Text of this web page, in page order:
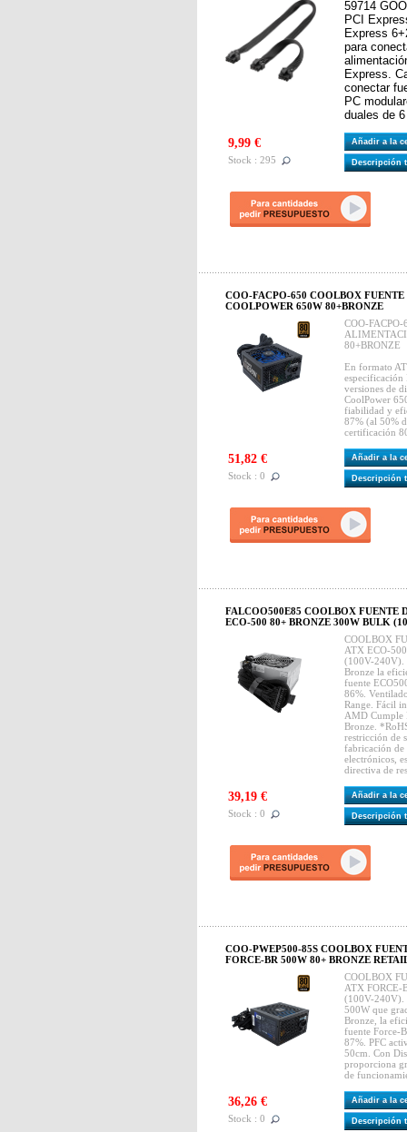
59714
PCI
Express
para
Express.
conectar
PC
duales de
9,99 €
Stock : 295
Añadir a la
Descripción
COO-FACPO-650 COOLBOX
COOLPOWER 650W 80+BRONZE
COO-
80+BRONZE
En formato
versiones de
CoolPower
fiabilidad y
87% (al 50%
certificación
51,82 €
Stock : 0
Añadir a la
Descripción
FALCOO500E85 COOLBOX FUENTE
ECO-500 80+ BRONZE 300W BULK
COOLBOX
ATX ECO-
(100V-240V).
Bronze la
fuente
86%.
Range. Fácil
AMD Cumple
Bronze.
restricción de
fabricación de
electrónicos,
directiva de
39,19 €
Stock : 0
Añadir a la
Descripción
COO-PWEP500-85S COOLBOX
FORCE-BR 500W 80+ BRONZE
COOLBOX
ATX FORCE-
(100V-240V).
500W que
Bronze, la
fuente Force-
87%. PFC
50cm. Con
proporciona
de
36,26 €
Stock : 0
Añadir a la
Descripción